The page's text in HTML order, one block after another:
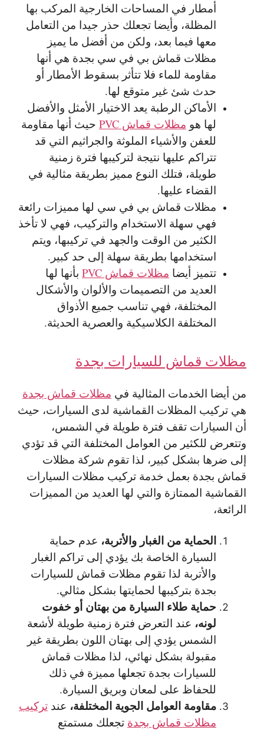
أمطار في المساحات الخارجية المركب بها
المظلة، وأيضا تجعلك حذر جيدا من التعامل
معها فيما بعد، ولكن من أفضل ما يميز
مظلات قماش بي في سي بجدة هي أنها
مقاومة للماء فلا تتأثر بسقوط الأمطار أو
حدث شئ غير متوقع لها.
الأماكن الرطبة يعد الاختيار الأمثل والأفضل
لها هو مظلات قماش PVC
حيث أنها مقاومة
للعفن والأشياء الملوثة والجراثيم التي قد
تتراكم عليها نتيجة لتركيبها فترة زمنية
طويلة، فتلك النوع مميز بطريقة مثالية في
القضاء عليها.
مظلات قماش بي في سي لها مميزات رائعة
فهي سهلة الاستخدام والتركيب، فهي لا تأخذ
الكثير من الوقت والجهد في تركيبها، ويتم
استخدامها بطريقة سهلة إلى حد كبير.
تتميز أيضا مظلات قماش PVC
بأنها لها
العديد من التصميمات والألوان والأشكال
المختلفة، فهي تناسب جميع الأذواق
المختلفة الكلاسيكية والعصرية الحديثة.
مظلات قماش للسيارات بجدة
من أيضا الخدمات المثالية في مظلات قماش بجدة
هي تركيب المظلات القماشية لدى السيارات، حيث
أن السيارات تقف فترة طويلة في الشمس،
وتتعرض للكثير من العوامل المختلفة التي قد تؤدي
إلى ضرها بشكل كبير، لذا تقوم شركة مظلات
قماش بجدة بعمل خدمة تركيب مظلات السيارات
القماشية الممتازة والتي لها العديد من المميزات
الرائعة،
الحماية من الغبار والأتربة، عدم حماية
السيارة الخاصة بك يؤدي إلى تراكم الغبار
والأتربة لذا تقوم مظلات قماش للسيارات
بجدة بتركيبها لحمايتها بشكل مثالي.
حماية طلاء السيارة من بهتان أو خفوت
لونه، عند التعرض فترة زمنية طويلة لأشعة
الشمس يؤدي إلى بهتان اللون بطريقة غير
مقبولة بشكل نهائي، لذا مظلات قماش
للسيارات بجدة تجعلها مميزة في ذلك
للحفاظ على لمعان وبريق السيارة.
مقاومة العوامل الجوية المختلفة، عند تركيب
مظلات قماش بجدة تجعلك مستمتع